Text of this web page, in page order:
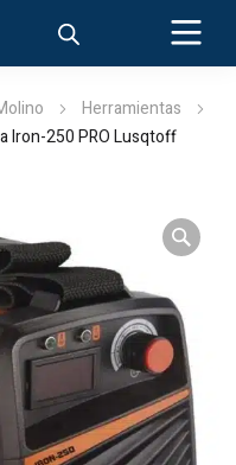
Herramientas
Iron-250 PRO Lusqtoff